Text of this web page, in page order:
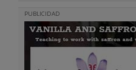
PUBLICIDAD